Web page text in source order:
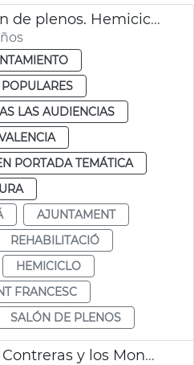
Restauración salón de plenos. Hemiciclo
LAS AUDIENCIAS
PORTADA TEMÁTICA
AJUNTAMENT
REHABILITACIÓ
HEMICICLO
FRANCESC
SALÓN DE PLENOS
Exposición Rafael Contreras y los Mongrell